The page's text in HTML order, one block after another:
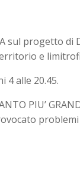
sul progetto di
e
4 alle 20.45.
PIU’